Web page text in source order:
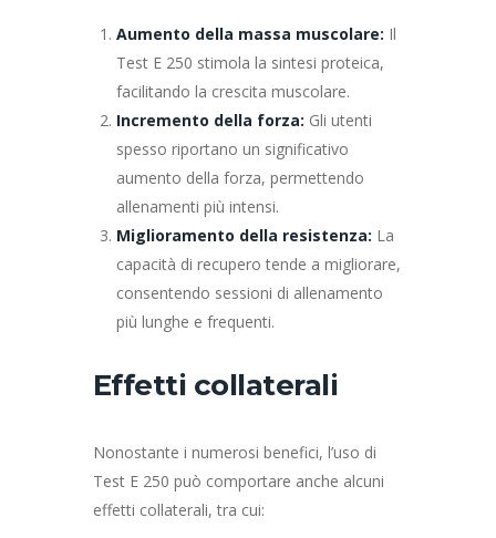
Aumento della massa muscolare: Il
Test E 250 stimola la sintesi proteica,
facilitando la crescita muscolare.
Incremento della forza: Gli utenti
spesso riportano un significativo
aumento della forza, permettendo
allenamenti più intensi.
Miglioramento della resistenza: La
capacità di recupero tende a migliorare,
consentendo sessioni di allenamento
più lunghe e frequenti.
Effetti collaterali
Nonostante i numerosi benefici, l’uso di
Test E 250 può comportare anche alcuni
effetti collaterali, tra cui: